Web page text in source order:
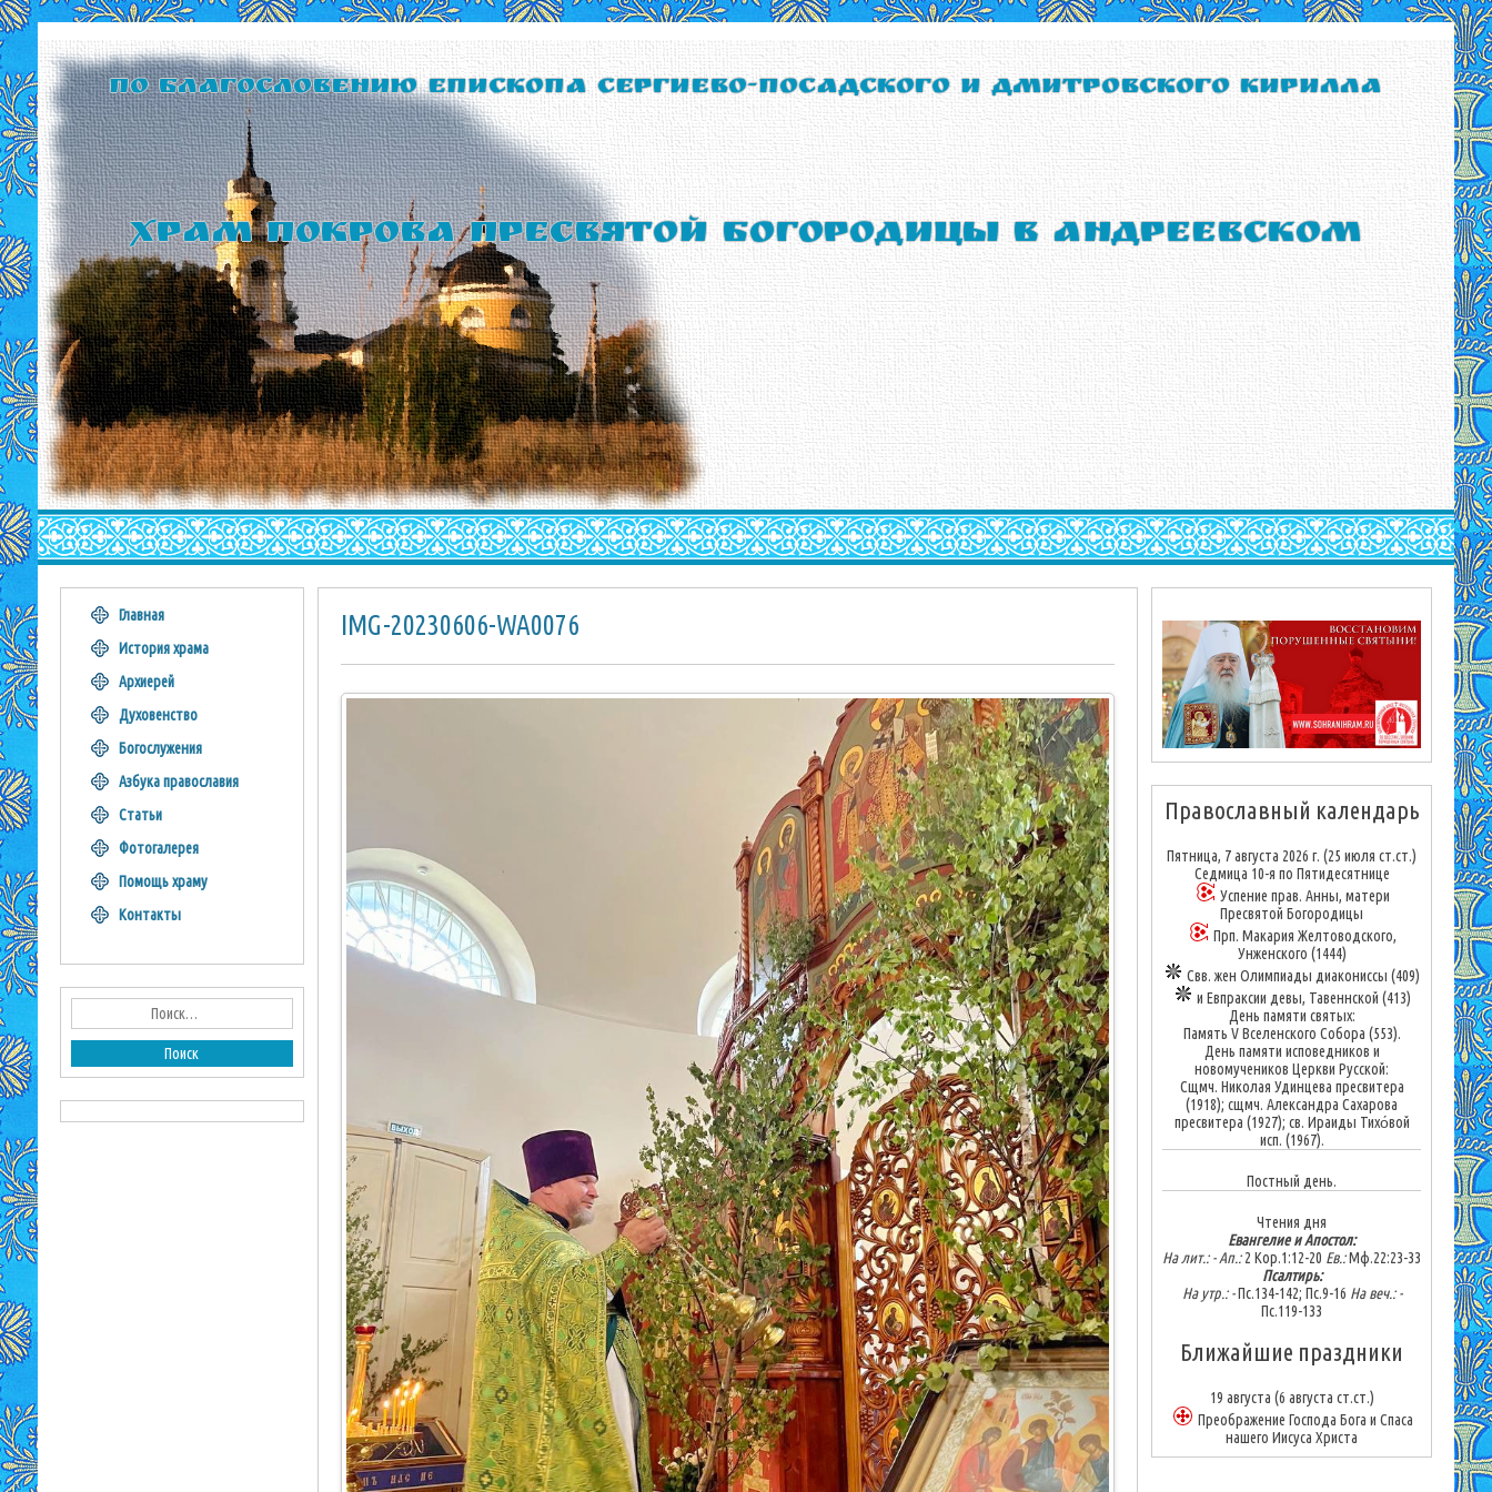
По благословению Епископа Сергиево-Посадского и Дмитровского Кирилла
Храм Покрова Пресвятой Богородицы в Андреевском
IMG-20230606-WA0076
Православный календарь
Пятница, 7 августа 2026 г.(25 июля ст.ст.)
Седмица 10-я по Пятидесятнице
Успение прав. Анны, матери
Пресвятой Богородицы
Прп. Макария Желтоводского,
Унженского (1444)
Свв. жен Олимпиады диакониссы (409)
и Евпраксии девы, Тавеннской (413)
День памяти святых:
Память V Вселенского Собора (553).
День памяти исповедников и
новомучеников Церкви Русской:
Сщмч. Николая Удинцева пресвитера
(1918); сщмч. Александра Сахарова
пресвитера (1927); св. Ираиды Тихо́вой
исп. (1967).
Постный день.
Чтения дня
Евангелие и Апостол:
На лит.: -Ап.:2 Кор.1:12-20 Ев.:Мф.22:23-33
Псалтирь:
На утр.: -Пс.134-142; Пс.9-16 На веч.: -
Пс.119-133
Ближайшие праздники
19 августа (6 августа ст.ст.)
Преображение Господа Бога и Спаса
нашего Иисуса Христа
Главная
История храма
Архиерей
Духовенство
Богослужения
Азбука православия
Статьи
Фотогалерея
Помощь храму
Контакты